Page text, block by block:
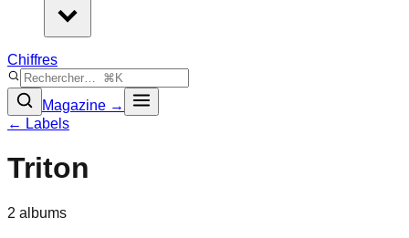
Chiffres
Magazine →
← Labels
Triton
2 albums